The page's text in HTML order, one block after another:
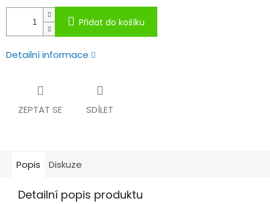
Přidat do košíku
Detailní informace
ZEPTAT SE SDÍLET
Popis Diskuze
Detailní popis produktu